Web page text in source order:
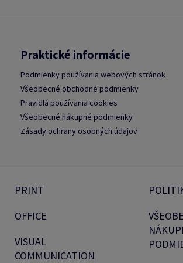
Praktické informácie
Podmienky používania webových stránok
Všeobecné obchodné podmienky
Pravidlá používania cookies
Všeobecné nákupné podmienky
Zásady ochrany osobných údajov
PRINT
OFFICE
VISUAL
COMMUNICATION